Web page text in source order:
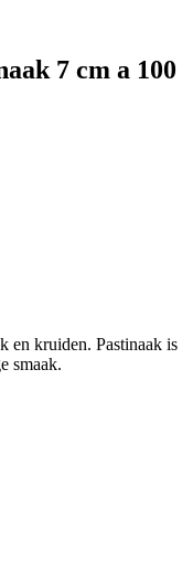
7 cm a 100
en kruiden. Pastinaak is
smaak.